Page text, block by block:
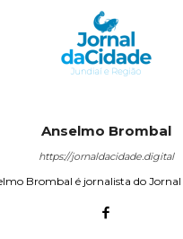
Anselmo Brombal
https://jornaldacidade.digital
Brombal é jornalista do Jornal